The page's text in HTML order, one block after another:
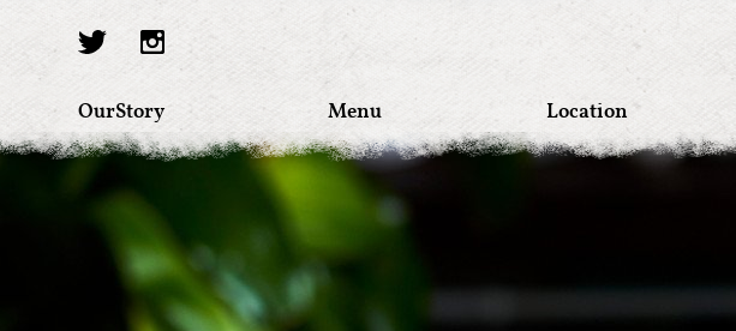
OurStory Menu Location